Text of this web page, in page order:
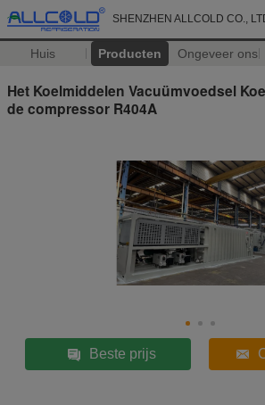
SHENZHEN ALLCOLD CO.,
Huis Producten Ongeveer ons
Het Koelmiddelen Vacuümvoedsel
de compressor R404A
Beste prijs